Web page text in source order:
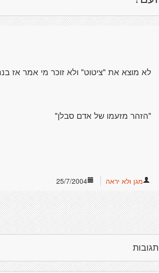
25/7/2004 מגן ולא יראה
תגובות